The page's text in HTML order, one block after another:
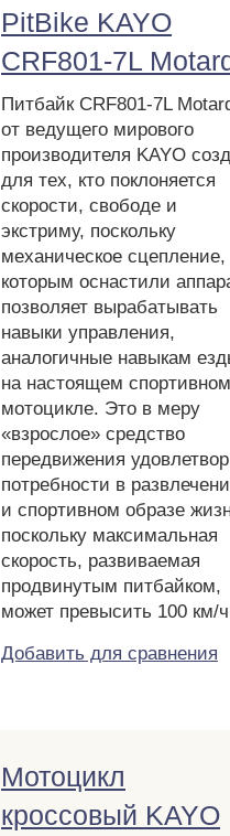
PitBike KAYO
CRF801-7L
Питбайк CRF801-7L
от ведущего мирового
производителя KAYO
для тех, кто поклоняется
скорости, свободе и
экстриму, поскольку
механическое сцепление,
которым оснастили
позволяет вырабатывать
навыки управления,
аналогичные навыкам
на настоящем спортивном
мотоцикле. Это в меру
«взрослое» средство
передвижения
потребности в
и спортивном образе
поскольку максимальная
скорость, развиваемая
продвинутым питбайком,
может превысить 100 км/
Добавить для сравнения
Мотоцикл
кроссовый KAYO